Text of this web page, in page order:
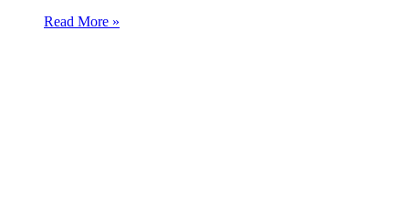
Read More »